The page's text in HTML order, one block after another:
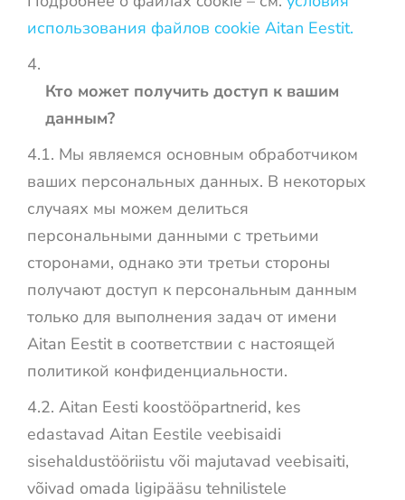
использования файлов cookie Aitan Eestit.
Кто может получить доступ к вашим
данным?
4.1. Мы являемся основным обработчиком
ваших персональных данных. В некоторых
случаях мы можем делиться
персональными данными с третьими
сторонами, однако эти третьи стороны
получают доступ к персональным данным
только для выполнения задач от имени
Aitan Eestit в соответствии с настоящей
политикой конфиденциальности.
4.2. Aitan Eesti koostööpartnerid, kes
edastavad Aitan Eestile veebisaidi
sisehaldustööriistu või majutavad veebisaiti,
võivad omada ligipääsu tehnilistele